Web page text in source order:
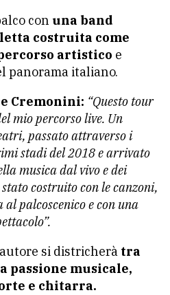
con una band
costruita come
artistico e
panorama italiano.
Cremonini: “Questo tour
mio percorso live. Un
passato attraverso i
stadi del 2018 e arrivato
musica dal vivo e dei
costruito con le canzoni,
palcoscenico e con una
si districherà tra
passione musicale,
e chitarra.